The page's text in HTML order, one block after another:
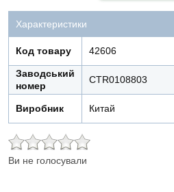
Характеристики
Код товару 42606
Заводський
номер
CTR0108803
Виробник Китай
Ви не голосували